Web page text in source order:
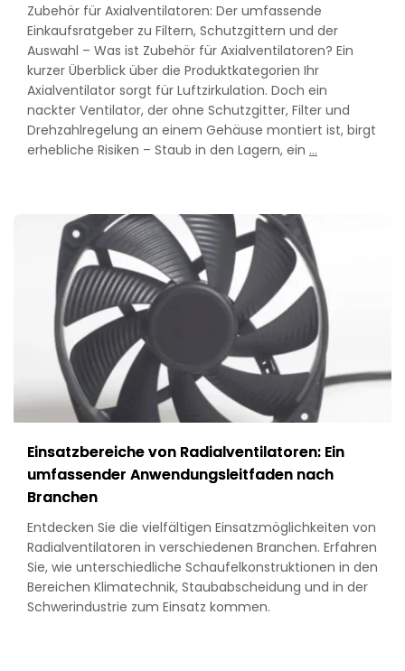
Zubehör für Axialventilatoren: Der umfassende
Einkaufsratgeber zu Filtern, Schutzgittern und der
Auswahl – Was ist Zubehör für Axialventilatoren? Ein
kurzer Überblick über die Produktkategorien Ihr
Axialventilator sorgt für Luftzirkulation. Doch ein
nackter Ventilator, der ohne Schutzgitter, Filter und
Drehzahlregelung an einem Gehäuse montiert ist, birgt
erhebliche Risiken – Staub in den Lagern, ein …
Guide
to
Filters,
Guards
&
Selection
Einsatzbereiche von Radialventilatoren: Ein
umfassender Anwendungsleitfaden nach
Branchen
Entdecken Sie die vielfältigen Einsatzmöglichkeiten von
Radialventilatoren in verschiedenen Branchen. Erfahren
Sie, wie unterschiedliche Schaufelkonstruktionen in den
Bereichen Klimatechnik, Staubabscheidung und in der
Schwerindustrie zum Einsatz kommen.